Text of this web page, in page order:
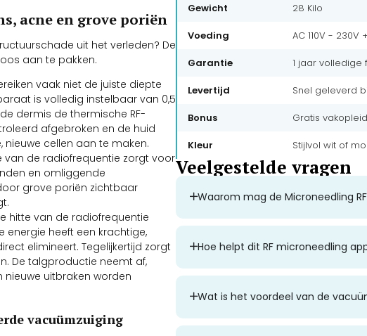
acne en grove poriën
uit het verleden? De
aan te pakken.
vaak niet de juiste diepte
is volledig instelbaar van 0,5
dermis de thermische RF-
afgebroken en de huid
cellen aan te maken.
van de radiofrequentie zorgt voor
en omliggende
grove poriën zichtbaar
hitte van de radiofrequentie
energie heeft een krachtige,
elimineert. Tegelijkertijd zorgt
De talgproductie neemt af,
uitbraken worden
vacuümzuiging
Gewicht 28 Kilo
Voeding AC 110V - 230V
Garantie 1 jaar volledige
Levertijd Snel geleverd
Bonus Gratis
Kleur Stijlvol wit of
Veelgestelde vragen
Waarom mag de Microneedling
Hoe helpt dit RF microneedling
Wat is het voordeel van de